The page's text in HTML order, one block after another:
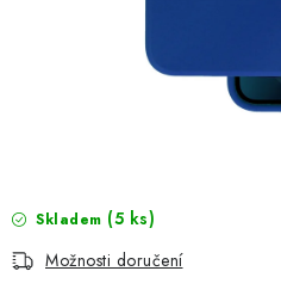
OCHRANA OSOBNÍCH ÚDAJŮ
Skladem (5 ks)
Možnosti doručení